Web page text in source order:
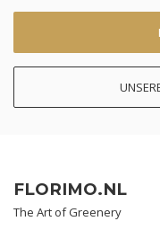
FLORIMO.NL
The Art of Greenery